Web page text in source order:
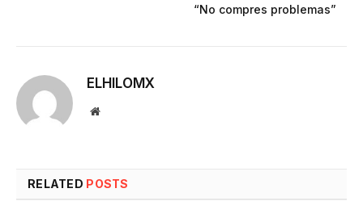
“No compres problemas”
ELHILOMX
Website
RELATED POSTS